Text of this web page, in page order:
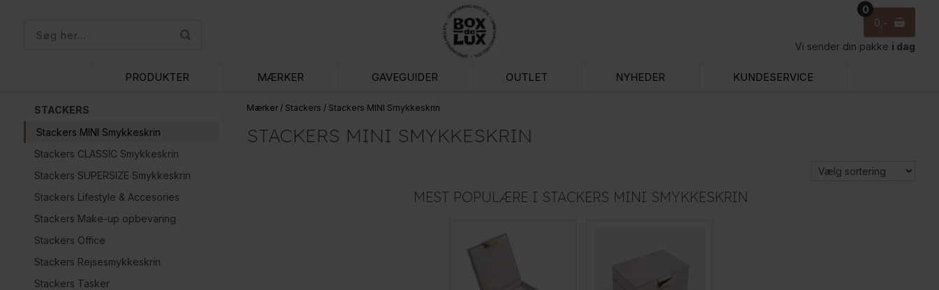
0
0
Vi sender din pakke i dag
PRODUKTER MÆRKER GAVEGUIDER OUTLET NYHEDER KUNDESERVICE
STACKERS
Stackers MINI Smykkeskrin
Stackers CLASSIC Smykkeskrin
Stackers SUPERSIZE Smykkeskrin
Stackers Lifestyle & Accesories
Stackers Make-up opbevaring
Stackers Office
Stackers Rejsesmykkeskrin
Stackers Tasker
Mærker/ Stackers / Stackers MINI Smykkeskrin
STACKERS MINI SMYKKESKRIN
MEST POPULÆRE I STACKERS MINI SMYKKESKRIN